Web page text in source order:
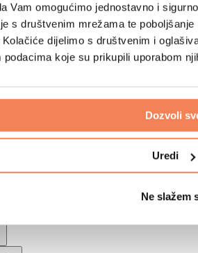
Vam omogućimo jednostavno i
s društvenim mrežama te
dijelimo s društvenim i
podacima koje su prikupili uporabom
Dozvoli
Uredi
Ne slažem